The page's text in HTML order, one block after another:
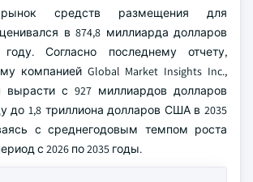
рынок средств размещения для
в 874,8 миллиарда долларов
Согласно последнему отчету,
компанией Global Market Insights Inc.,
с 927 миллиардов долларов
до 1,8 триллиона долларов США в 2035
с среднегодовым темпом роста
с 2026 по 2035 годы.